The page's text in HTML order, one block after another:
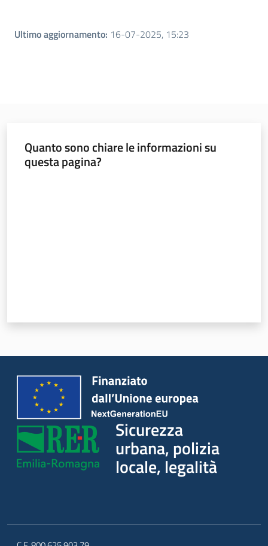
Progetti
Ultimo aggiornamento: 16-07-2025, 15:23
Quanto sono chiare le informazioni su
questa pagina?
Sicurezza
urbana, polizia
locale, legalità